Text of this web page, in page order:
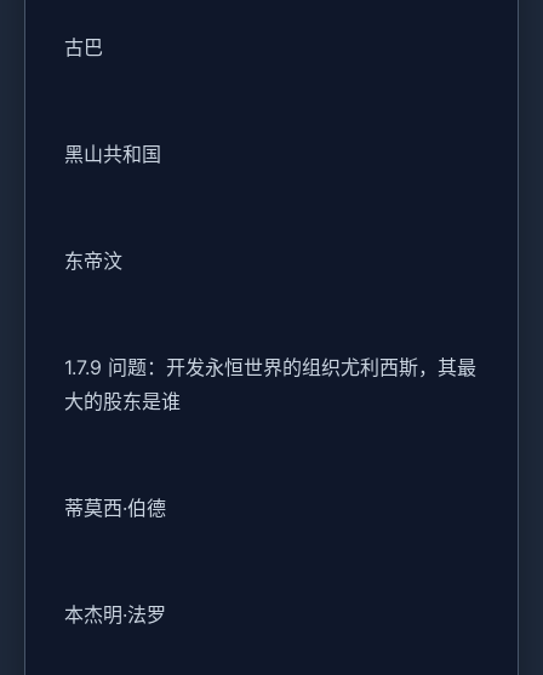
古巴
黑山共和国
东帝汶
1.7.9 问题：开发永恒世界的组织尤利西斯，其最
大的股东是谁
蒂莫西·伯德
本杰明·法罗